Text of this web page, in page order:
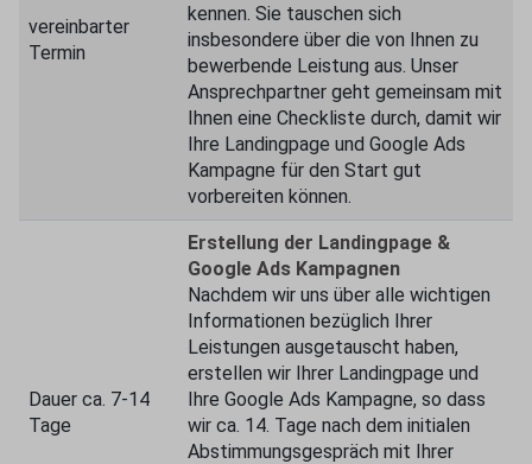
vereinbarter
Termin
kennen. Sie tauschen sich
insbesondere über die von Ihnen zu
bewerbende Leistung aus. Unser
Ansprechpartner geht gemeinsam mit
Ihnen eine Checkliste durch, damit wir
Ihre Landingpage und Google Ads
Kampagne für den Start gut
vorbereiten können.
Dauer ca. 7-14
Tage
Erstellung der Landingpage &
Google Ads Kampagnen
Nachdem wir uns über alle wichtigen
Informationen bezüglich Ihrer
Leistungen ausgetauscht haben,
erstellen wir Ihrer Landingpage und
Ihre Google Ads Kampagne, so dass
wir ca. 14. Tage nach dem initialen
Abstimmungsgespräch mit Ihrer